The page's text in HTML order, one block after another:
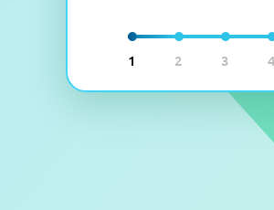
1 2 3 4